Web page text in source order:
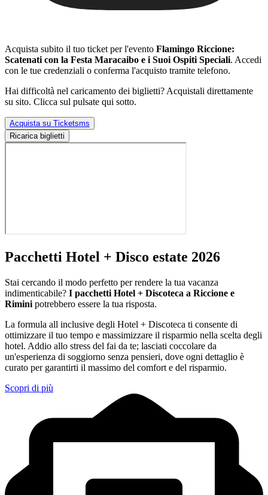
Acquista subito il tuo ticket per l'evento Flamingo Riccione:
Scatenati con la Festa Maracaibo e i Suoi Ospiti Speciali. Accedi
con le tue credenziali o conferma l'acquisto tramite telefono.
Hai difficoltà nel caricamento dei biglietti? Acquistali direttamente
su sito. Clicca sul pulsate qui sotto.
Acquista su Ticketsms
Ricarica biglietti
Pacchetti Hotel + Disco estate 2026
Stai cercando il modo perfetto per rendere la tua vacanza
indimenticabile? I pacchetti Hotel + Discoteca a Riccione e
Rimini potrebbero essere la tua risposta.
La formula all inclusive degli Hotel + Discoteca ti consente di
ottimizzare il tuo tempo e massimizzare il risparmio nella scelta degli
hotel. Addio allo stress del fai da te; lasciati coccolare da
un'esperienza di soggiorno senza pensieri, dove ogni dettaglio è
curato per garantirti il massimo del comfort e del risparmio.
Scopri di più